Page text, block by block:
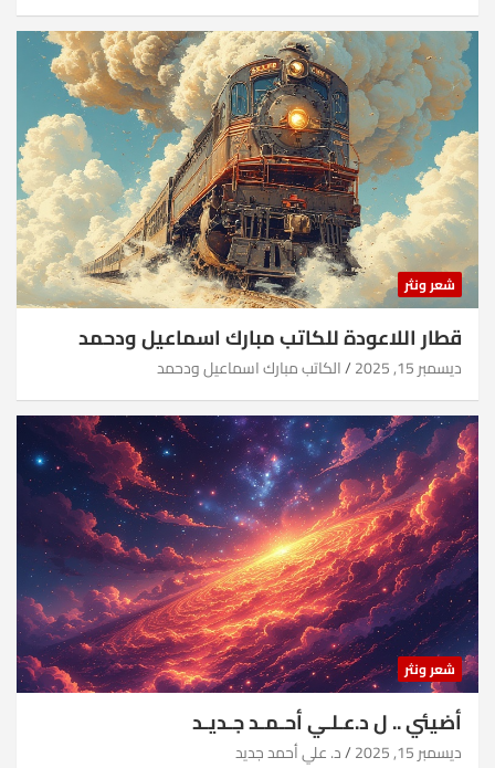
شعر ونثر
قطار اللاعودة للكاتب مبارك اسماعيل ودحمد
ديسمبر 15, 2025 الكاتب مبارك اسماعيل ودحمد
شعر ونثر
أضيئي .. ل د.عـلـي أحـمـد جـديـد
ديسمبر 15, 2025 د. علي أحمد جديد